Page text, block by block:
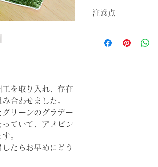
を取り入れ、存在
合わせました。
リーンのグラデー
ていて、アメピン
。
たらお早めにどう
注意点
実物と色の差がある